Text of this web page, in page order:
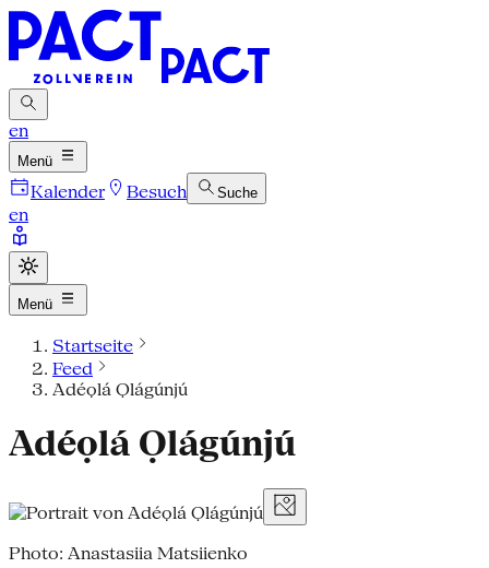
en
Menü
Kalender Besuch Suche
en
Menü
Startseite
Feed
Adéọlá Ọlágúnjú
Adéọlá Ọlágúnjú
Photo: Anastasiia Matsiienko